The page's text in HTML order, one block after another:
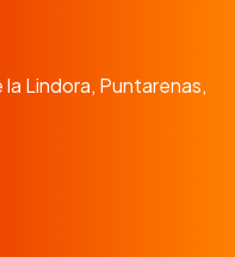
Lindora, Puntarenas,